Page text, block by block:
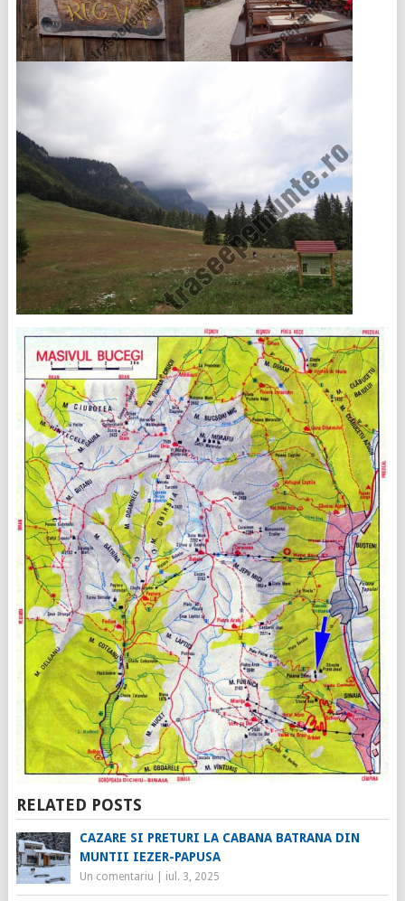
RELATED POSTS
CAZARE SI PRETURI LA CABANA BATRANA DIN
MUNTII IEZER-PAPUSA
Un comentariu iul. 3, 2025